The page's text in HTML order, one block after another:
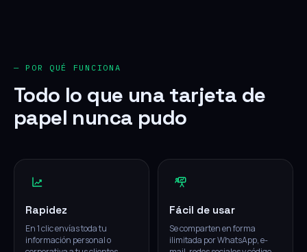
— POR QUÉ FUNCIONA
Todo lo que una tarjeta de
papel nunca pudo
Rapidez
En 1 clic envías toda tu
información personal o
Fácil de usar
Se comparten en forma
ilimitada por WhatsApp, e-